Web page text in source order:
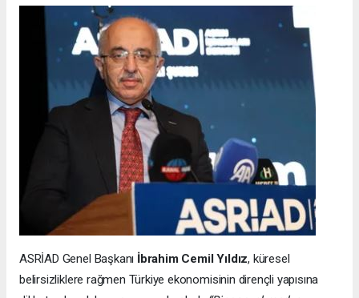
ASRİAD Genel Başkanı İbrahim Cemil Yıldız, küresel
belirsizliklere rağmen Türkiye ekonomisinin dirençli yapısına